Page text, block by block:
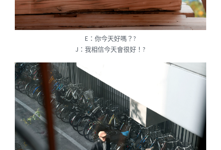
E：你今天好嗎？?
J：我相信今天會很好！?